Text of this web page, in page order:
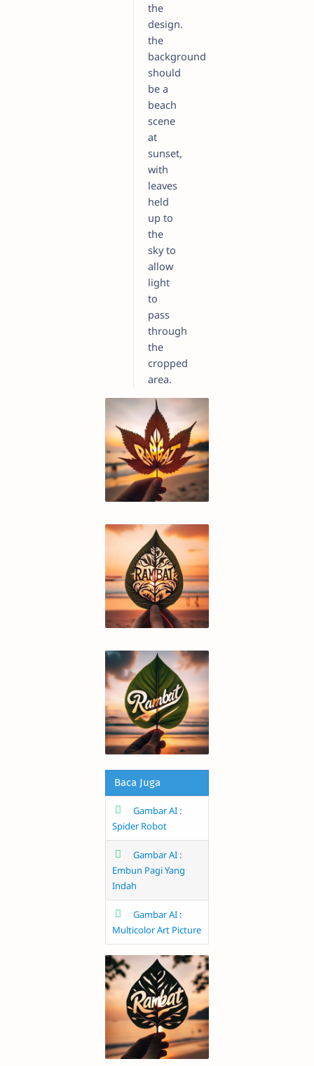
the
design.
the
background
should
be a
beach
scene
at
sunset,
with
leaves
held
up to
the
sky to
allow
light
to
pass
through
the
cropped
area.
Baca Juga
Gambar AI :
Spider Robot
Gambar AI :
Embun Pagi Yang
Indah
Gambar AI :
Multicolor Art Picture